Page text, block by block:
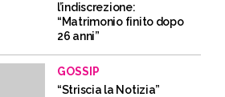
l’indiscrezione:
“Matrimonio finito dopo
26 anni”
GOSSIP
“Striscia la Notizia”